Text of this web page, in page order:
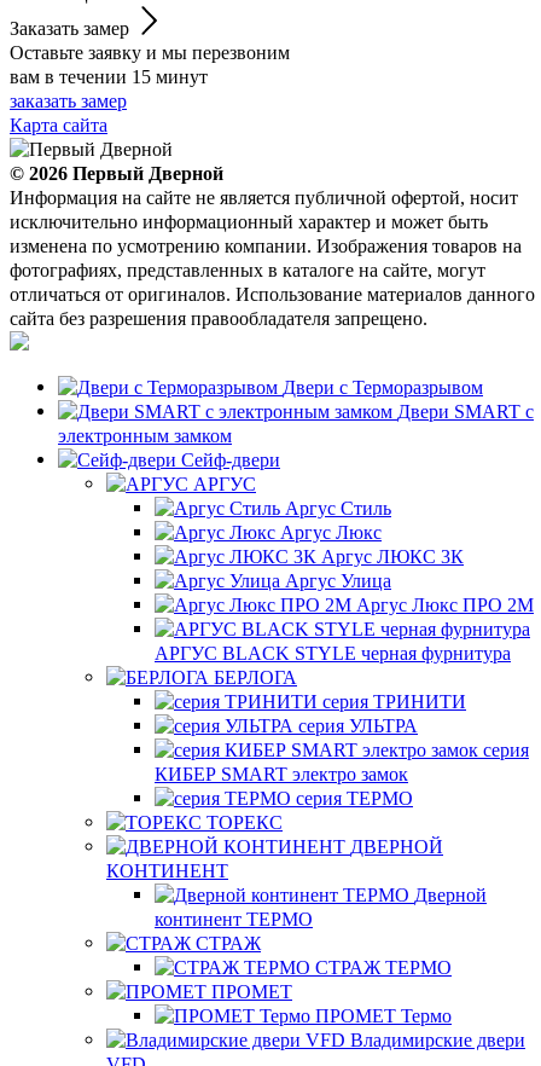
Заказать замер
Оставьте заявку и мы перезвоним
вам в течении 15 минут
заказать замер
Карта сайта
© 2026 Первый Дверной
Информация на сайте не является публичной офертой, носит
исключительно информационный характер и может быть
изменена по усмотрению компании. Изображения товаров на
фотографиях, представленных в каталоге на сайте, могут
отличаться от оригиналов. Использование материалов данного
сайта без разрешения правообладателя запрещено.
Двери с Терморазрывом
Двери SMART с
электронным замком
Сейф-двери
АРГУС
Аргус Стиль
Аргус Люкс
Аргус ЛЮКС 3К
Аргус Улица
Аргус Люкс ПРО 2М
АРГУС BLACK STYLE черная фурнитура
БЕРЛОГА
серия ТРИНИТИ
серия УЛЬТРА
серия
КИБЕР SMART электро замок
серия ТЕРМО
ТОРЕКС
ДВЕРНОЙ
КОНТИНЕНТ
Дверной
континент ТЕРМО
СТРАЖ
СТРАЖ ТЕРМО
ПРОМЕТ
ПРОМЕТ Термо
Владимирские двери